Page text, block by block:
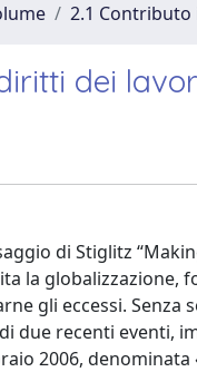
2.1 Contributo
dei
di Stiglitz
la
gli eccessi. Senza
due recenti eventi,
2006,